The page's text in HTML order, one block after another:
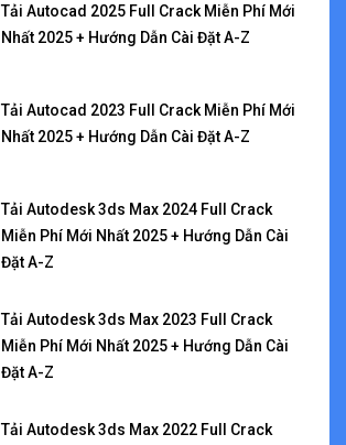
Tải Autocad 2025 Full Crack Miễn Phí Mới
Nhất 2025 + Hướng Dẫn Cài Đặt A-Z
Tải Autocad 2023 Full Crack Miễn Phí Mới
Nhất 2025 + Hướng Dẫn Cài Đặt A-Z
Tải Autodesk 3ds Max 2024 Full Crack
Miễn Phí Mới Nhất 2025 + Hướng Dẫn Cài
Đặt A-Z
Tải Autodesk 3ds Max 2023 Full Crack
Miễn Phí Mới Nhất 2025 + Hướng Dẫn Cài
Đặt A-Z
Tải Autodesk 3ds Max 2022 Full Crack